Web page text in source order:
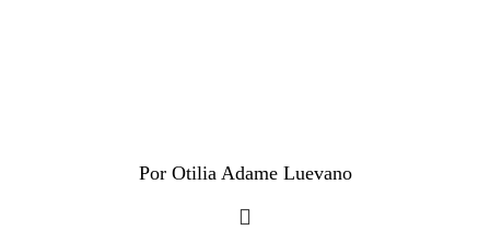
Por Otilia Adame Luevano